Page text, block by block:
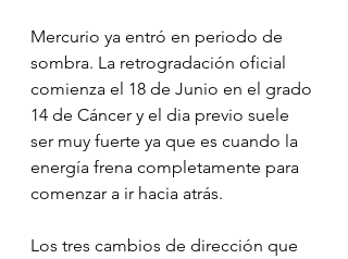
Mercurio ya entró en periodo de
sombra. La retrogradación oficial
comienza el 18 de Junio en el grado
14 de Cáncer y el dia previo suele
ser muy fuerte ya que es cuando la
energía frena completamente para
comenzar a ir hacia atrás.
Los tres cambios de dirección que